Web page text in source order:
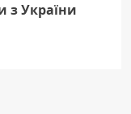
з України